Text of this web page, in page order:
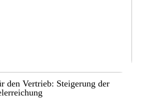
den Vertrieb: Steigerung der